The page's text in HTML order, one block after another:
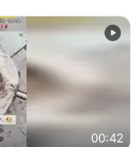
00:42